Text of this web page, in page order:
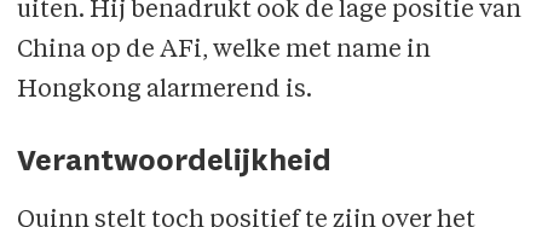
uiten. Hij benadrukt ook de lage positie van
China op de AFi, welke met name in
Hongkong alarmerend is.
Verantwoordelijkheid
Quinn stelt toch positief te zijn over het